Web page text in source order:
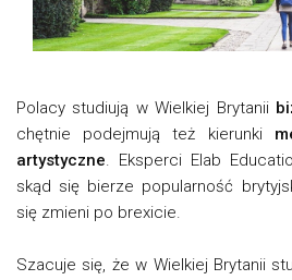
Polacy studiują w Wielkiej Brytanii
chętnie podejmują też kierunki
artystyczne. Eksperci Elab
skąd się bierze popularność
się zmieni po brexicie.
Szacuje się, że w Wielkiej Brytanii